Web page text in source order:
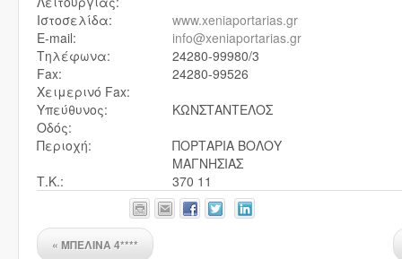
Ιστοσελίδα:
www.xeniaportarias.gr
E-mail:
info@xeniaportarias.gr
Τηλέφωνα:
24280-99980/3
Fax:
24280-99526
Χειμερινό Fax:
Υπεύθυνος:
ΚΩΝΣΤΑΝΤΕΛΟΣ
Οδός:
Περιοχή:
ΠΟΡΤΑΡΙΑ ΒΟΛΟΥ
ΜΑΓΝΗΣΙΑΣ
Τ.Κ.:
370 11
« ΜΠΕΛΙΝΑ 4****